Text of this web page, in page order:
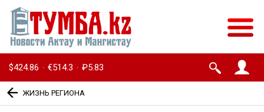
$424.86 · €514.3 · ₽5.83
ЖИЗНЬ РЕГИОНА